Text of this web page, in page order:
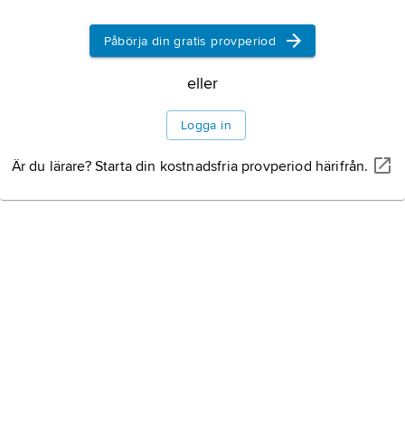
Påbörja din gratis provperiod
eller
Logga in
Är du lärare? Starta din kostnadsfria provperiod härifrån.